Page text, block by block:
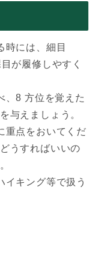
時には、細目
が履修しやすく
、8 方位を覚えた
与えましょう。
重点をおいてくだ
うすればいいの
イキング等で扱う